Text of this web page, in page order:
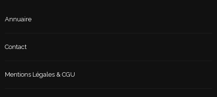
Annuaire
Contact
Mentions Légales & CGU